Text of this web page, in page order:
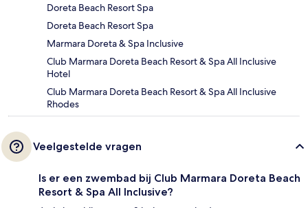
Doreta Beach Resort Spa
Doreta Beach Resort Spa
Marmara Doreta & Spa Inclusive
Club Marmara Doreta Beach Resort & Spa All Inclusive
Hotel
Club Marmara Doreta Beach Resort & Spa All Inclusive
Rhodes
Veelgestelde vragen
Is er een zwembad bij Club Marmara Doreta Beach
Resort & Spa All Inclusive?